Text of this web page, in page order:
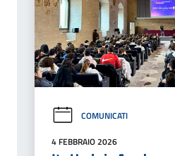
COMUNICATI
4 FEBBRAIO 2026